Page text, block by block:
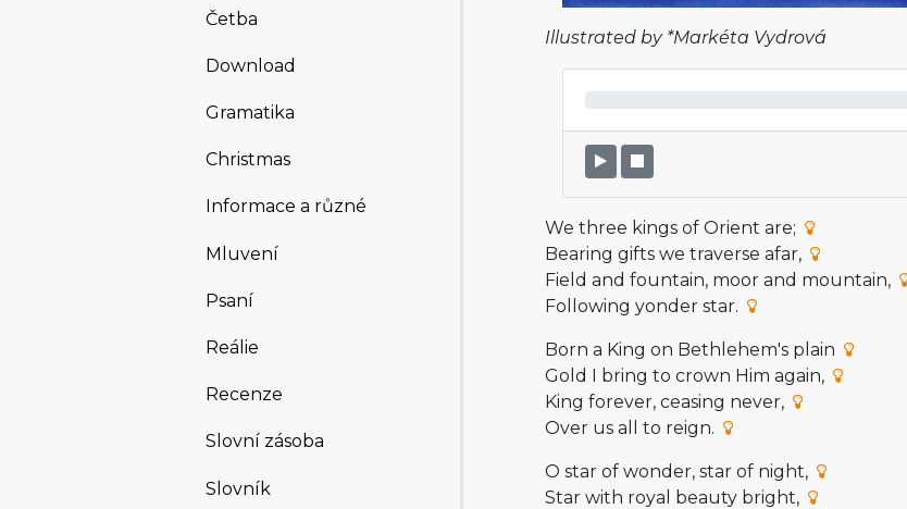
Četba
Download
Gramatika
Christmas
Informace a různé
Mluvení
Psaní
Reálie
Recenze
Slovní zásoba
Slovník
Illustrated by *Markéta Vydrová
We three kings of Orient are;
Bearing gifts we traverse afar,
Field and fountain, moor and mountain,
Following yonder star.
Born a King on Bethlehem's plain
Gold I bring to crown Him again,
King forever, ceasing never,
Over us all to reign.
O star of wonder, star of night,
Star with royal beauty bright,